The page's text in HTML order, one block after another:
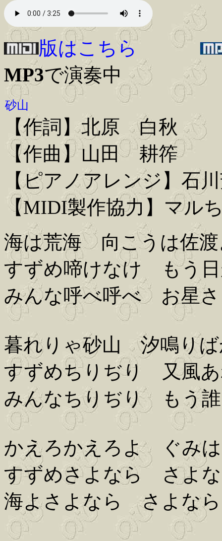
版はこちら
MP3で演奏中
砂山
【作詞】北原 白秋
【作曲】山田 耕筰
【ピアノアレンジ】石
【MIDI製作協力】マル
海は荒海 向こうは佐渡
すずめ啼けなけ もう
みんな呼べ呼べ お星
暮れりゃ砂山 汐鳴り
すずめちりぢり 又風
みんなちりぢり もう
かえろかえろよ ぐみ
すずめさよなら さよ
海よさよなら さよな